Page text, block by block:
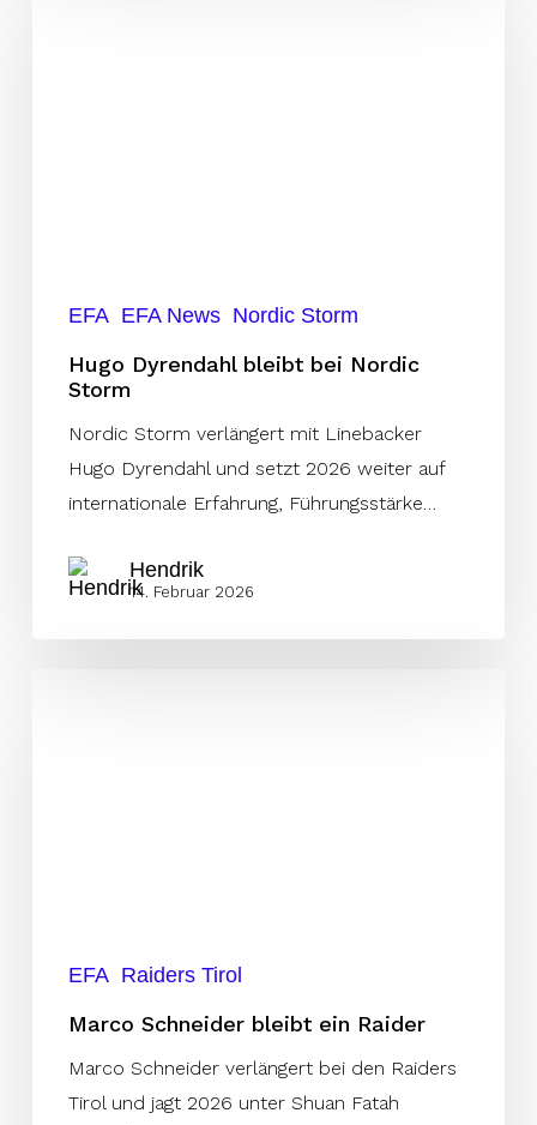
EFA EFA News Nordic Storm
Hugo Dyrendahl bleibt bei Nordic
Storm
Nordic Storm verlängert mit Linebacker
Hugo Dyrendahl und setzt 2026 weiter auf
internationale Erfahrung, Führungsstärke…
Hendrik
14. Februar 2026
EFA Raiders Tirol
Marco Schneider bleibt ein Raider
Marco Schneider verlängert bei den Raiders
Tirol und jagt 2026 unter Shuan Fatah